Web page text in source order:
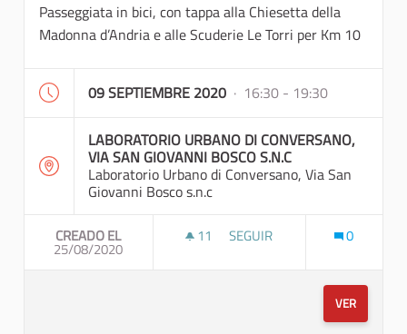
Passeggiata in bici, con tappa alla Chiesetta della
Madonna d’Andria e alle Scuderie Le Torri per Km 10
09 SEPTIEMBRE 2020 · 16:30 - 19:30
LABORATORIO URBANO DI CONVERSANO,
VIA SAN GIOVANNI BOSCO S.N.C
Laboratorio Urbano di Conversano, Via San
Giovanni Bosco s.n.c
CREADO EL
25/08/2020
11 11 SEGUIDORAS
SEGUIR 0
VER